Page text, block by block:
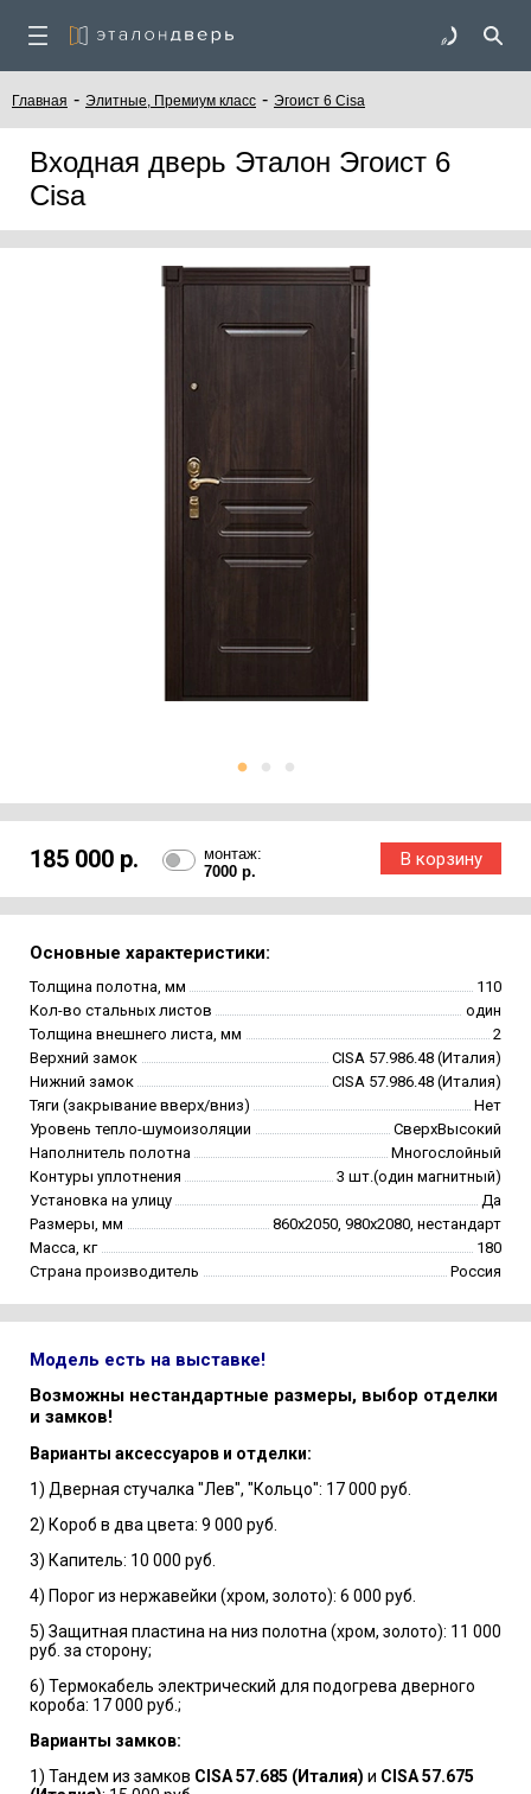
Главная - Элитные, Премиум класс - Эгоист 6 Cisa
Входная дверь Эталон Эгоист 6
Cisa
185 000 р.
монтаж:
7000 р.
Основные характеристики:
Толщина полотна, мм
110
Кол-во стальных листов
один
Толщина внешнего листа, мм
2
Верхний замок
CISA 57.986.48 (Италия)
Нижний замок
CISA 57.986.48 (Италия)
Тяги (закрывание вверх/вниз)
Нет
Уровень тепло-шумоизоляции
СверхВысокий
Наполнитель полотна
Многослойный
Контуры уплотнения
3 шт.(один магнитный)
Установка на улицу
Да
Размеры, мм
860х2050, 980х2080, нестандарт
Масса, кг
180
Страна производитель
Россия
Модель есть на выставке!
Возможны нестандартные размеры, выбор отделки
и замков!
Варианты аксессуаров и отделки:
1) Дверная стучалка "Лев", "Кольцо": 17 000 руб.
2) Короб в два цвета: 9 000 руб.
3) Капитель: 10 000 руб.
4) Порог из нержавейки (хром, золото): 6 000 руб.
5) Защитная пластина на низ полотна (хром, золото): 11 000
руб. за сторону;
6) Термокабель электрический для подогрева дверного
короба: 17 000 руб.;
Варианты замков:
1) Тандем из замков CISA 57.685 (Италия) и CISA 57.675